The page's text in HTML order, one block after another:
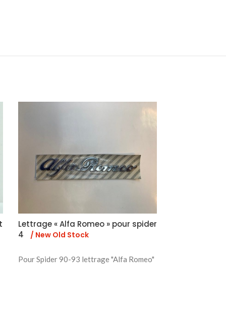
Lettrage « Alfa Romeo » pour spider
4
/ New Old Stock
Pour Spider 90-93 lettrage "Alfa Romeo"